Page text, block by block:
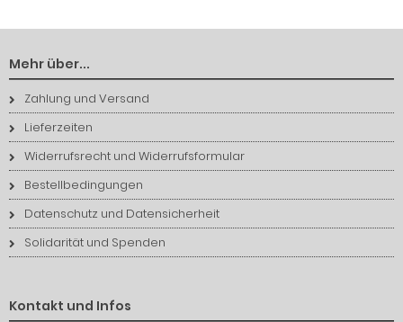
Mehr über...
Zahlung und Versand
Lieferzeiten
Widerrufsrecht und Widerrufsformular
Bestellbedingungen
Datenschutz und Datensicherheit
Solidarität und Spenden
Kontakt und Infos